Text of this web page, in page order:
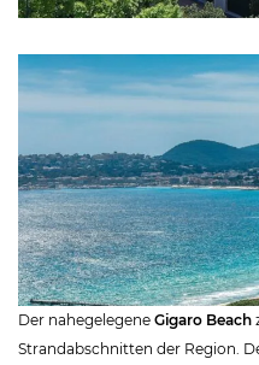
Der nahegelegene Gigaro Beach
Strandabschnitten der Region.